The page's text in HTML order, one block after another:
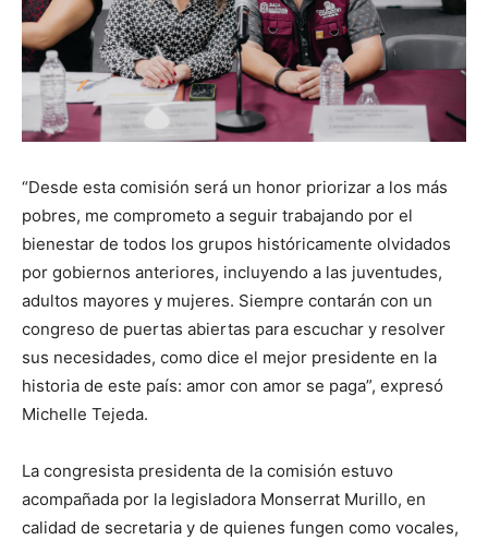
“Desde esta comisión será un honor priorizar a los más
pobres, me comprometo a seguir trabajando por el
bienestar de todos los grupos históricamente olvidados
por gobiernos anteriores, incluyendo a las juventudes,
adultos mayores y mujeres. Siempre contarán con un
congreso de puertas abiertas para escuchar y resolver
sus necesidades, como dice el mejor presidente en la
historia de este país: amor con amor se paga”, expresó
Michelle Tejeda.
La congresista presidenta de la comisión estuvo
acompañada por la legisladora Monserrat Murillo, en
calidad de secretaria y de quienes fungen como vocales,